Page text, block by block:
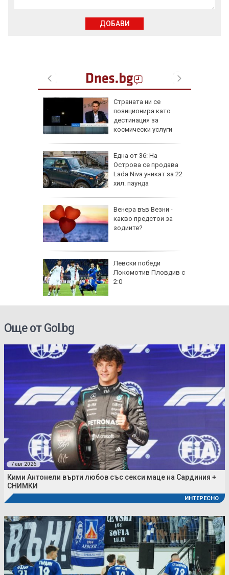
Страната ни се
позиционира като
дестинация за
космически услуги
Една от 36: На
Острова се продава
Lada Niva уникат за 22
хил. паунда
Венера във Везни -
какво предстои за
зодиите?
Левски победи
Локомотив Пловдив с
2:0
ДОБАВИ
Още от Gol.bg
7 авг 2026
Кими Антонели върти любов със секси маце на Сардиния +
СНИМКИ
ИНТЕРЕСНО